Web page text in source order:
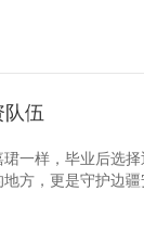
伍
一样，毕业后选
方，更是守护边疆